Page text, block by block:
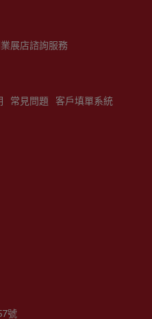
展店諮詢服務
常見問題 客戶填單系統
號